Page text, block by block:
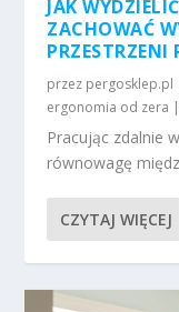
JAK
ZACHOWAĆ
PRZESTRZENI
przez pergosklep.pl
ergonomia od zera |
Pracując zdalnie
równowagę
CZYTAJ WIĘCEJ